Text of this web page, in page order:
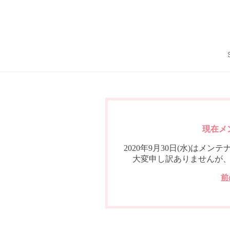
現在メ
2020年9月30日(水)はメンテ
大変申し訳ありませんが
前